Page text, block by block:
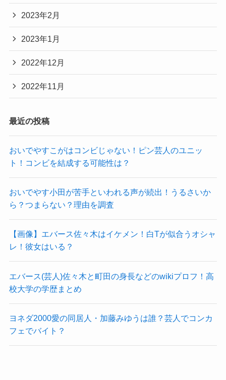
2023年2月
2023年1月
2022年12月
2022年11月
最近の投稿
おいでやすこがはコンビじゃない！ピン芸人のユニッ
ト！コンビを結成する可能性は？
おいでやす小田が苦手といわれる声が続出！うるさいか
ら？つまらない？理由を調査
【画像】エバース佐々木はイケメン！白Tが似合うオシャ
レ！彼女はいる？
エバース(芸人)佐々木と町田の身長などのwikiプロフ！高
校大学の学歴まとめ
ヨネダ2000愛の同居人・加藤みゆうは誰？芸人でコンカ
フェでバイト？